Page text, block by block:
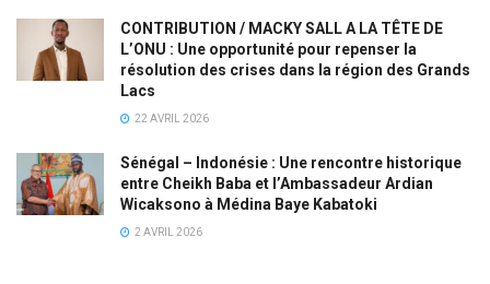
CONTRIBUTION / MACKY SALL A LA TÊTE DE
L’ONU : Une opportunité pour repenser la
résolution des crises dans la région des Grands
Lacs
22 AVRIL 2026
Sénégal – Indonésie : Une rencontre historique
entre Cheikh Baba et l’Ambassadeur Ardian
Wicaksono à Médina Baye Kabatoki
2 AVRIL 2026